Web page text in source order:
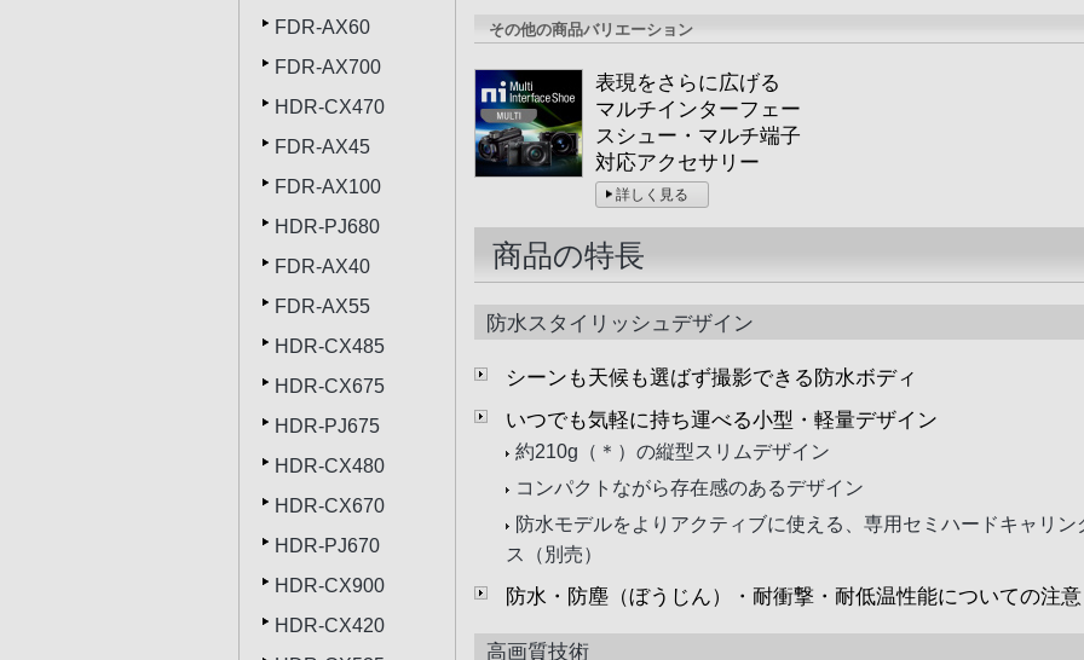
FDR-AX60
FDR-AX700
HDR-CX470
FDR-AX45
FDR-AX100
HDR-PJ680
FDR-AX40
FDR-AX55
HDR-CX485
HDR-CX675
HDR-PJ675
HDR-CX480
HDR-CX670
HDR-PJ670
HDR-CX900
HDR-CX420
その他の商品バリエーション
表現をさらに広げる
マルチインターフェー
スシュー・マルチ端子
対応アクセサリー
詳しく見る
商品の特長
防水スタイリッシュデザイン
シーンも天候も選ばず撮影できる防水ボディ
いつでも気軽に持ち運べる小型・軽量デザイン
約210g（＊）の縦型スリムデザイン
コンパクトながら存在感のあるデザイン
防水モデルをよりアクティブに使える、専用セミハードキャリン
ス（別売）
防水・防塵（ぼうじん）・耐衝撃・耐低温性能についての注意
高画質技術